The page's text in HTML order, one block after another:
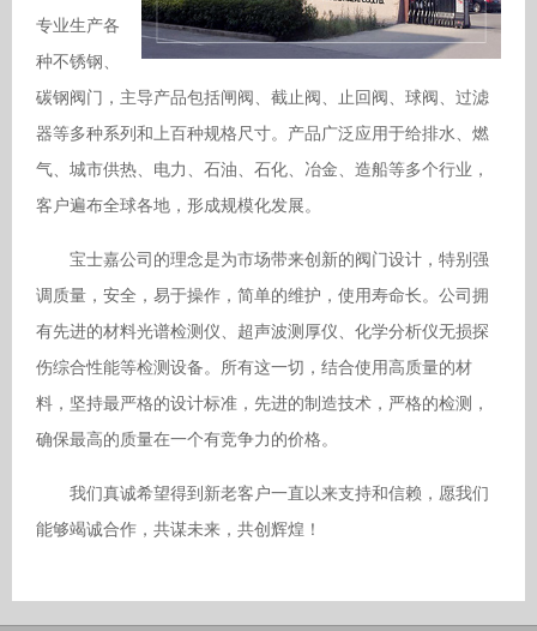
专业生产各
种不锈钢、
碳钢阀门，主导产品包括闸阀、截止阀、止回阀、球阀、过滤
器等多种系列和上百种规格尺寸。产品广泛应用于给排水、燃
气、城市供热、电力、石油、石化、冶金、造船等多个行业，
客户遍布全球各地，形成规模化发展。
宝士嘉公司的理念是为市场带来创新的阀门设计，特别强
调质量，安全，易于操作，简单的维护，使用寿命长。公司拥
有先进的材料光谱检测仪、超声波测厚仪、化学分析仪无损探
伤综合性能等检测设备。所有这一切，结合使用高质量的材
料，坚持最严格的设计标准，先进的制造技术，严格的检测，
确保最高的质量在一个有竞争力的价格。
我们真诚希望得到新老客户一直以来支持和信赖，愿我们
能够竭诚合作，共谋未来，共创辉煌！